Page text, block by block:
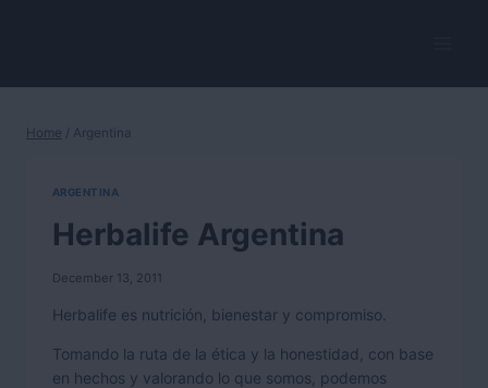
Home / Argentina
ARGENTINA
Herbalife Argentina
December 13, 2011
Herbalife es nutrición, bienestar y compromiso.
Tomando la ruta de la ética y la honestidad, con base
en hechos y valorando lo que somos, podemos